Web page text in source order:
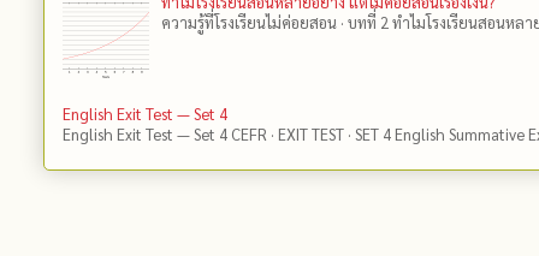
ความรู้ที่โรงเรียนไม่ค่อยสอน · บทที่ 2 ทำไมโรงเรียนสอนหล
English Exit Test — Set 4
English Exit Test — Set 4 CEFR · EXIT TEST · SET 4 English